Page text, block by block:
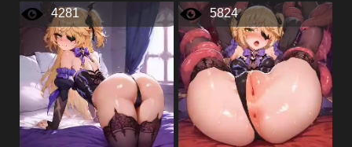
4281 5824